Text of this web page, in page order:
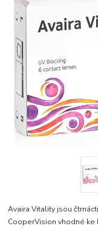
Avaira Vitality jsou
CooperVision vhodné ke